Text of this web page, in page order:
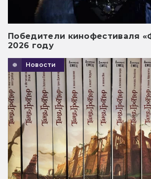
Победители кинофестиваля
2026 году
Новости